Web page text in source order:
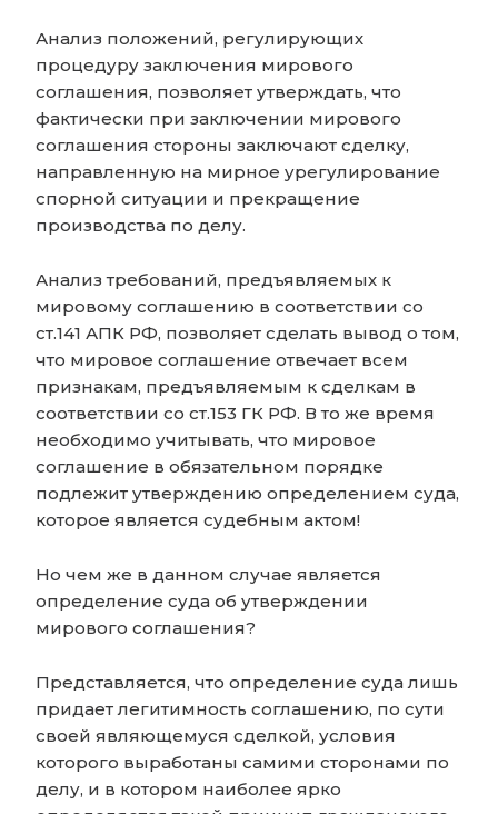
Анализ положений, регулирующих
процедуру заключения мирового
соглашения, позволяет утверждать, что
фактически при заключении мирового
соглашения стороны заключают сделку,
направленную на мирное урегулирование
спорной ситуации и прекращение
производства по делу.
Анализ требований, предъявляемых к
мировому соглашению в соответствии со
ст.141 АПК РФ, позволяет сделать вывод о том,
что мировое соглашение отвечает всем
признакам, предъявляемым к сделкам в
соответствии со ст.153 ГК РФ. В то же время
необходимо учитывать, что мировое
соглашение в обязательном порядке
подлежит утверждению определением суда,
которое является судебным актом!
Но чем же в данном случае является
определение суда об утверждении
мирового соглашения?
Представляется, что определение суда лишь
придает легитимность соглашению, по сути
своей являющемуся сделкой, условия
которого выработаны самими сторонами по
делу, и в котором наиболее ярко